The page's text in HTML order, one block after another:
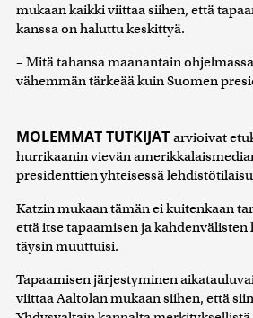
mukaan kaikki viittaa siihen, että
kanssa on haluttu keskittyä.
– Mitä tahansa maanantain
vähemmän tärkeää kuin Suomen
MOLEMMAT TUTKIJAT arvioivat
hurrikaanin vievän
presidenttien yhteisessä
Katzin mukaan tämän ei kuitenkaan
että itse tapaamisen ja
täysin muuttuisi.
Tapaamisen järjestyminen
viittaa Aaltolan mukaan siihen, että